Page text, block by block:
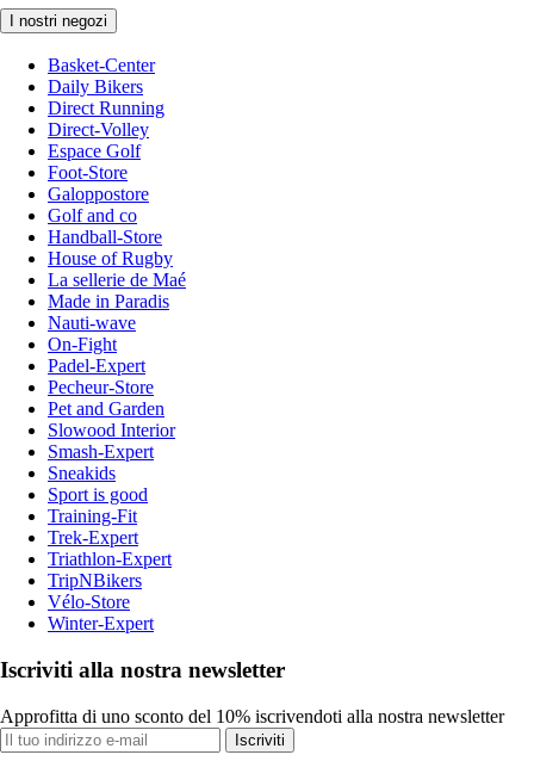
I nostri negozi
Basket-Center
Daily Bikers
Direct Running
Direct-Volley
Espace Golf
Foot-Store
Galoppostore
Golf and co
Handball-Store
House of Rugby
La sellerie de Maé
Made in Paradis
Nauti-wave
On-Fight
Padel-Expert
Pecheur-Store
Pet and Garden
Slowood Interior
Smash-Expert
Sneakids
Sport is good
Training-Fit
Trek-Expert
Triathlon-Expert
TripNBikers
Vélo-Store
Winter-Expert
Iscriviti alla nostra newsletter
Approfitta di uno sconto del 10% iscrivendoti alla nostra newsletter
Iscriviti